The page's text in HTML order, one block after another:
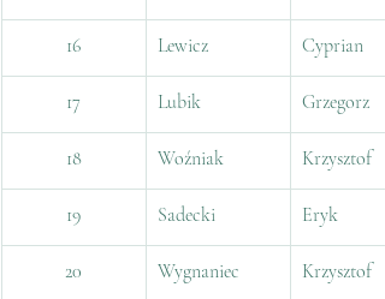
16 Lewicz Cyprian
17 Lubik Grzegorz
18 Woźniak Krzysztof
19 Sadecki Eryk
20 Wygnaniec Krzysztof